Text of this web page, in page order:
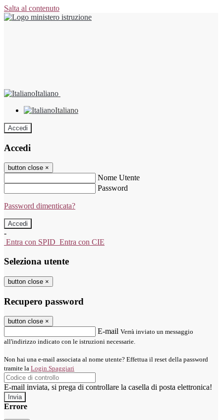
Salta al contenuto
Italiano
Italiano
Accedi
Accedi
button close ×
Nome Utente
Password
Password dimenticata?
-
Entra con SPID Entra con CIE
Seleziona utente
button close ×
Recupero password
button close ×
E-mail Verrà inviato un messaggio
all'indirizzo indicato con le istruzioni necessarie.
Non hai una e-mail associata al nome utente? Effettua il reset della password
tramite la Login Spaggiari
E-mail inviata, si prega di controllare la casella di posta elettronica!
Errore